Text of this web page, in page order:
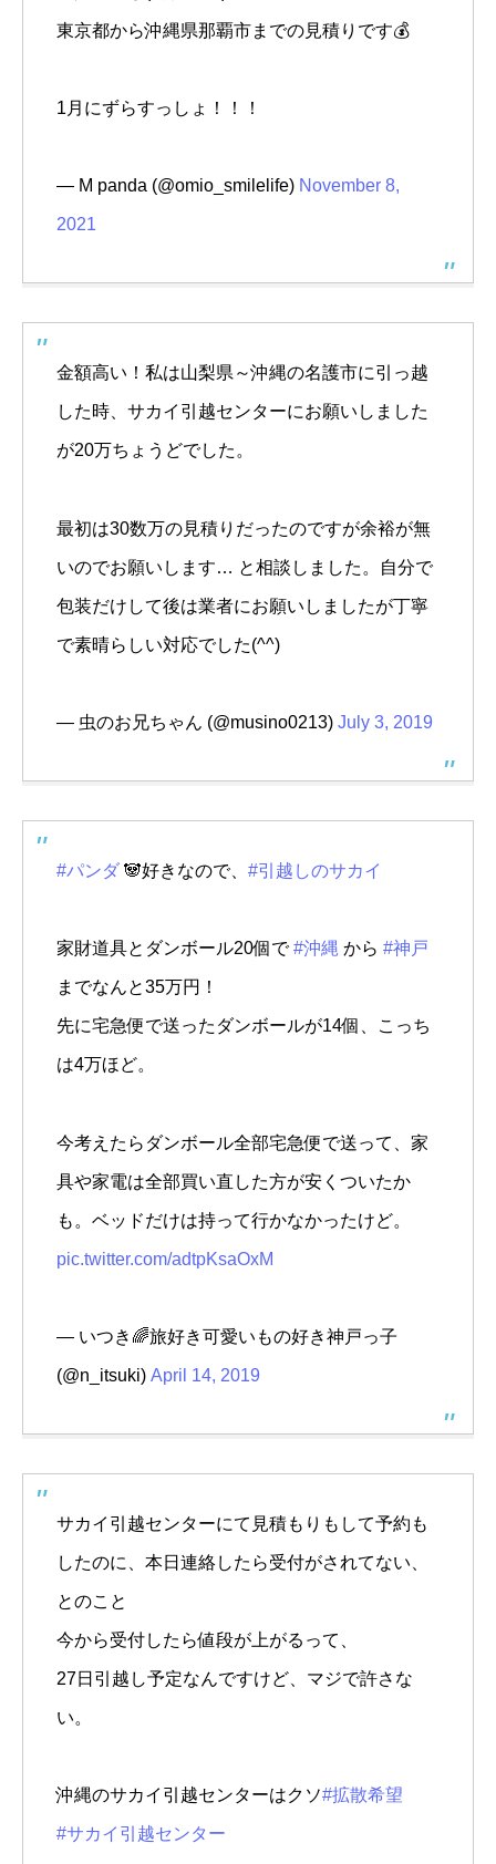
東京都から沖縄県那覇市までの見積りです💰
1月にずらすっしょ！！！
— M panda (@omio_smilelife) November 8,
2021
金額高い！私は山梨県～沖縄の名護市に引っ越
した時、サカイ引越センターにお願いしました
が20万ちょうどでした。
最初は30数万の見積りだったのですが余裕が無
いのでお願いします… と相談しました。自分で
包装だけして後は業者にお願いしましたが丁寧
で素晴らしい対応でした(^^)
— 虫のお兄ちゃん (@musino0213) July 3, 2019
#パンダ 🐼好きなので、 #引越しのサカイ
家財道具とダンボール20個で#沖縄 から #神戸
までなんと35万円！
先に宅急便で送ったダンボールが14個、こっち
は4万ほど。
今考えたらダンボール全部宅急便で送って、家
具や家電は全部買い直した方が安くついたか
も。ベッドだけは持って行かなかったけど。
pic.twitter.com/adtpKsaOxM
— いつき🌈旅好き可愛いもの好き神戸っ子
(@n_itsuki) April 14, 2019
サカイ引越センターにて見積もりもして予約も
したのに、本日連絡したら受付がされてない、
とのこと
今から受付したら値段が上がるって、
27日引越し予定なんですけど、マジで許さな
い。
沖縄のサカイ引越センターはクソ#拡散希望
#サカイ引越センター